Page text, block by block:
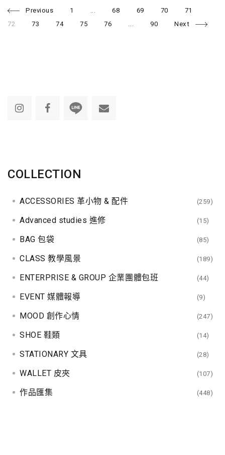
P
v
a
o
Previous
P
a
1 ...
P
a
68
P
a
69
P
a
70
P
a
e
71
e
72
P
a
73
P
a
74
P
a
75
P
a
76 ...
P
a
90 Next
COLLECTION
ACCESSORIES 革小物 & 配件 (259)
Advanced studies 進修 (15)
BAG 包袋 (85)
CLASS 教學風景 (189)
ENTERPRISE & GROUP 企業團體包班 (44)
EVENT 媒體報導 (9)
MOOD 創作心情 (247)
SHOE 鞋類 (14)
STATIONARY 文具 (28)
WALLET 皮夾 (107)
作品匯集 (448)